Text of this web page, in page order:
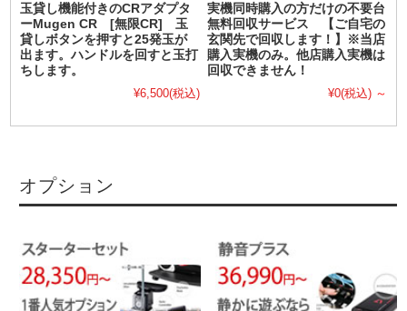
玉貸し機能付きのCRアダプタ
ーMugen CR [無限CR] 玉
貸しボタンを押すと25発玉が
出ます。ハンドルを回すと玉打
ちします。
¥6,500(税込)
実機同時購入の方だけの不要台
無料回収サービス 【ご自宅の
玄関先で回収します！】※当店
購入実機のみ。他店購入実機は
回収できません！
¥0(税込) ～
オプション